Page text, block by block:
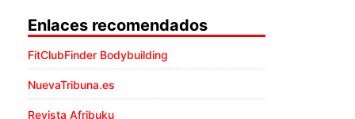
Enlaces recomendados
FitClubFinder Bodybuilding
NuevaTribuna.es
Revista Afribuku